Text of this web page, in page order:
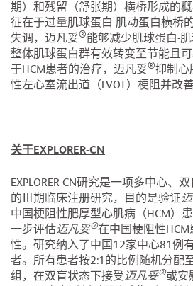
期）和残留（舒张期）横桥形成的
征在于过量肌球蛋白-肌动蛋白横桥
失调，迈凡妥®能够减少肌球蛋白-
整体肌球蛋白群有效转变至节能且
于HCM患者的治疗，迈凡妥®抑制心
性左心室流出道（LVOT）梗阻并改
关于EXPLORER-CN
EXPLORER-CN研究是一项多中心、
的Ⅲ期临床注册研究，目的是验证
中国梗阻性肥厚型心肌病（HCM）
一步评估迈凡妥®在中国梗阻性
性。研究纳入了中国12家中心81例
者。所有患者按2:1的比例随机分配
组，在双盲状态下接受迈凡妥®或安